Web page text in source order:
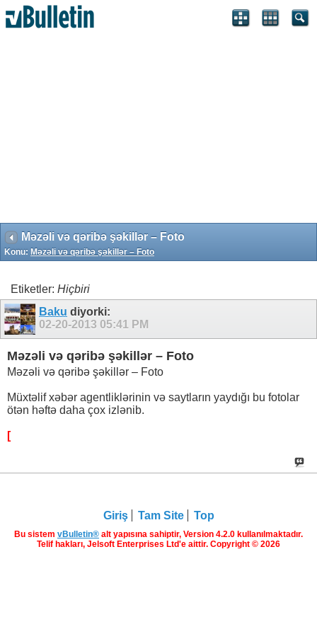
Məzəli və qəribə şəkillər – Foto
Konu: Məzəli və qəribə şəkillər – Foto
Etiketler: Hiçbiri
Baku diyorki:
02-20-2013 05:41 PM
Məzəli və qəribə şəkillər – Foto
Məzəli və qəribə şəkillər – Foto
Müxtəlif xəbər agentliklərinin və saytların yaydığı bu fotolar
ötən həftə daha çox izlənib.
[
Giriş Tam Site Top
Bu sistem vBulletin® alt yapısına sahiptir, Version 4.2.0 kullanılmaktadır.
Telif hakları, Jelsoft Enterprises Ltd'e aittir. Copyright © 2026
Search Engine Optimization by vBSEO 3.6.1 ©2011, Crawlability,